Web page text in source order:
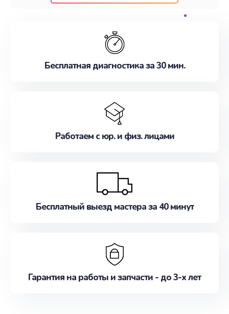
наилучшим образом. Не медлите записаться на
Бесплатная диагностика за 30 мин.
Работаем с юр. и физ. лицами
Бесплатный выезд мастера за 40 минут
Гарантия на работы и запчасти - до 3-х лет